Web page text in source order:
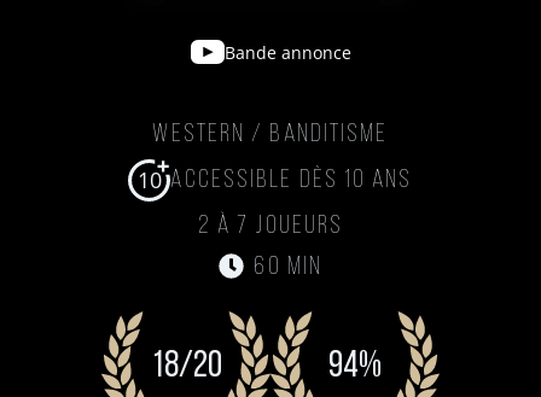
Bande annonce
Western / Banditisme
10 Accessible dès 10 ans
2 à 7 joueurs
60 min
18/20 94%